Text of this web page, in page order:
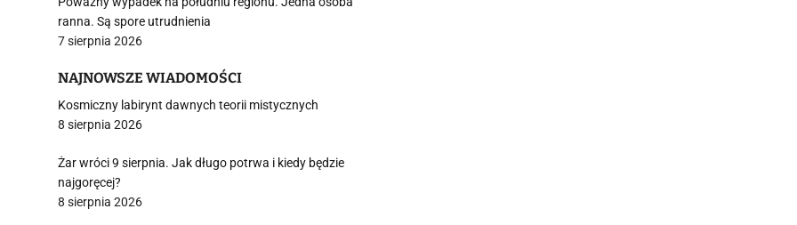
ranna. Są spore utrudnienia
7 sierpnia 2026
NAJNOWSZE WIADOMOŚCI
Kosmiczny labirynt dawnych teorii mistycznych
8 sierpnia 2026
Żar wróci 9 sierpnia. Jak długo potrwa i kiedy będzie
najgoręcej?
8 sierpnia 2026